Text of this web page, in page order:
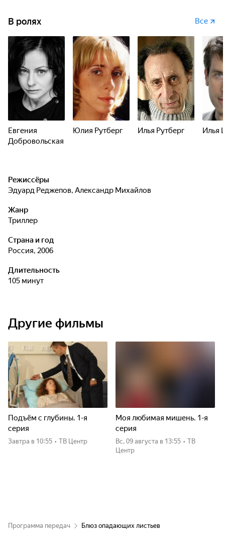
В ролях Все
Евгения
Добровольская
Юлия Рутберг Илья Рутберг Илья
Режиссёры
Эдуард Реджепов, Александр Михайлов
Жанр
триллер
Страна и год
Россия, 2006
Длительность
105 минут
Другие фильмы
Подъём с глубины. 1-я
серия
Завтра в 10:55 • ТВ Центр
Моя любимая мишень. 1-я
серия
вс, 09 августа в 13:55 • ТВ
Центр
Программа передач Блюз опадающих листьев